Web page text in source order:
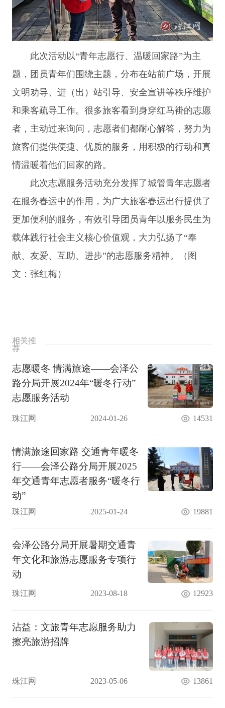
此次活动以“青年志愿行、温暖回家路”为主
题，团员青年们围绕主题，分布在站前广场，开展
文明劝导、进（出）站引导、安全宣讲等秩序维护
和乘客疏导工作。很多旅客看到身穿红马褂的志愿
者，主动过来询问，志愿者们都耐心解答，努力为
旅客们提供便捷、优质的服务，用积极的行动和真
情温暖着他们回家的路。
此次志愿服务活动充分发挥了城管青年志愿者
在服务春运中的作用，为广大旅客春运出行提供了
更加便利的服务，有效引导团员青年以服务民生为
载体践行社会主义核心价值观，大力弘扬了“奉
献、友爱、互助、进步”的志愿服务精神。（图
文：张红梅）
相关推
荐
志愿暖冬 情满旅途——会泽公
路分局开展2024年“暖冬行动”
志愿服务活动
珠江网 2024-01-26 14531
情满旅途回家路 交通青年暖冬
行——会泽公路分局开展2025
年交通青年志愿者服务“暖冬行
动”
珠江网 2025-01-24 19881
会泽公路分局开展暑期交通青
年文化和旅游志愿服务专项行
动
珠江网 2023-08-18 12923
沾益：文旅青年志愿服务助力
擦亮旅游招牌
珠江网 2023-05-06 13861